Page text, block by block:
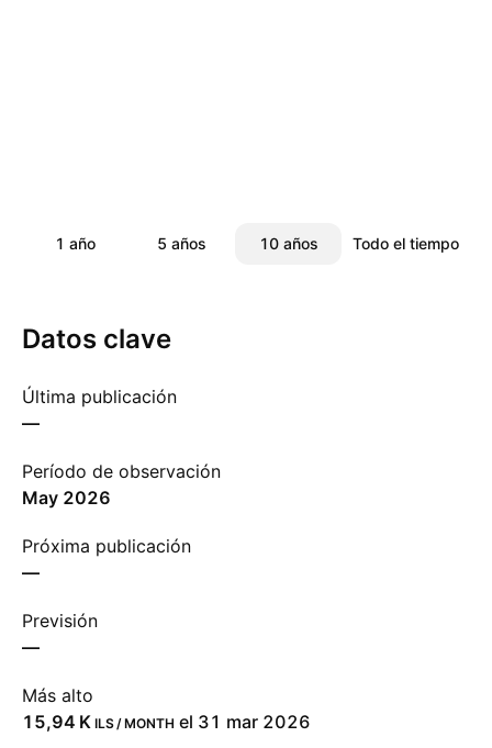
1 año 5 años 10 años Todo el tiempo
Datos clave
Última publicación
—
Período de observación
may 2026
Próxima publicación
—
Previsión
—
Más alto
‪15,94 K‬ ILS / MONTH el 31 mar 2026